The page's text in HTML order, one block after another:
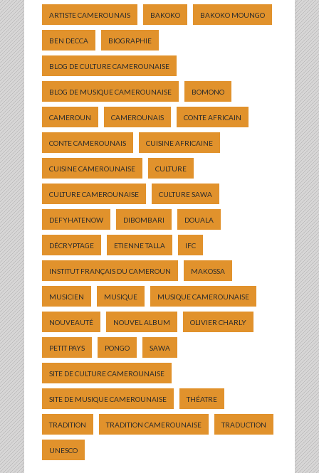
ARTISTE CAMEROUNAIS BAKOKO BAKOKO MOUNGO
BEN DECCA BIOGRAPHIE
BLOG DE CULTURE CAMEROUNAISE
BLOG DE MUSIQUE CAMEROUNAISE BOMONO
CAMEROUN CAMEROUNAIS CONTE AFRICAIN
CONTE CAMEROUNAIS CUISINE AFRICAINE
CUISINE CAMEROUNAISE CULTURE
CULTURE CAMEROUNAISE CULTURE SAWA
DEFYHATENOW DIBOMBARI DOUALA
DÉCRYPTAGE ETIENNE TALLA IFC
INSTITUT FRANÇAIS DU CAMEROUN MAKOSSA
MUSICIEN MUSIQUE MUSIQUE CAMEROUNAISE
NOUVEAUTÉ NOUVEL ALBUM OLIVIER CHARLY
PETIT PAYS PONGO SAWA
SITE DE CULTURE CAMEROUNAISE
SITE DE MUSIQUE CAMEROUNAISE THÉATRE
TRADITION TRADITION CAMEROUNAISE TRADUCTION
UNESCO